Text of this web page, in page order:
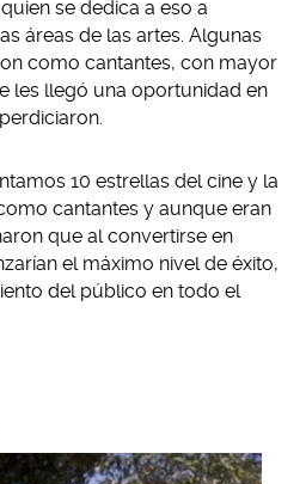
se dedica a eso a
áreas de las artes. Algunas
como cantantes, con mayor
les llegó una oportunidad en
10 estrellas del cine y la
cantantes y aunque eran
que al convertirse en
el máximo nivel de éxito,
del público en todo el